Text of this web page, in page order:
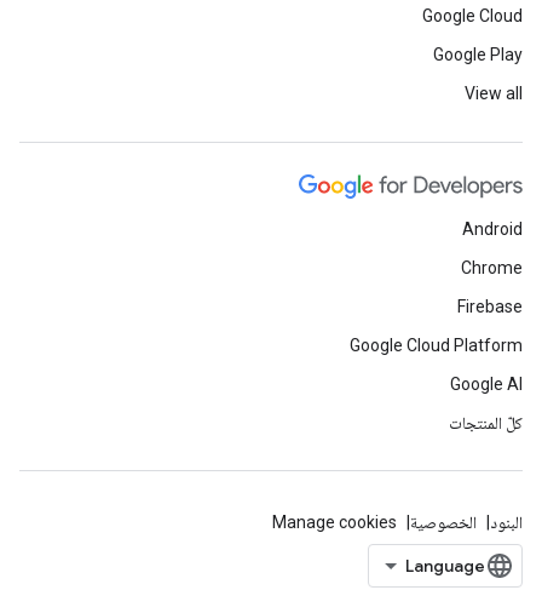
Google Cloud
Google Play
View all
Android
Chrome
Firebase
Google Cloud Platform
Google AI
كلّ المنتجات
البنود الخصوصية Manage cookies